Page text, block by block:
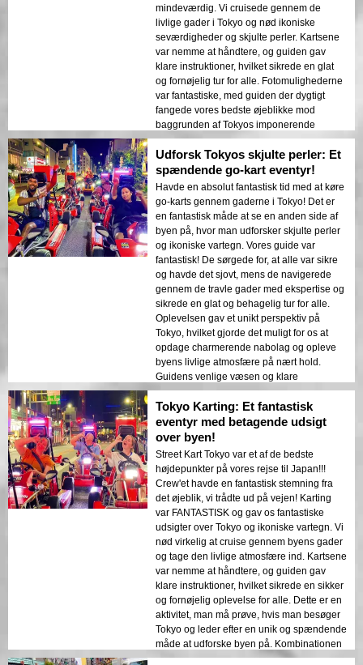
mindeværdig. Vi cruisede gennem de
livlige gader i Tokyo og nød ikoniske
seværdigheder og skjulte perler. Kartsene
var nemme at håndtere, og guiden gav
klare instruktioner, hvilket sikrede en glat
og fornøjelig tur for alle. Fotomulighederne
var fantastiske, med guiden der dygtigt
fangede vores bedste øjeblikke mod
baggrunden af Tokyos imponerende
bybillede. Dette er en aktivitet, man skal
opleve, hvis man besøger Tokyo og ønsker
en unik og spændende måde at udforske
byen på. Det er en perfekt blanding af
eventyr, sightseeing og sjov, alt sammen
pakket ind i en sikker og velorganiseret tur.
Vi anbefaler varmt denne oplevelse til alle,
der søger et uforglemmeligt eventyr i Tokyo.
Det er en fantastisk måde at opleve byen
fra et unikt perspektiv og skabe varige
minder. Kombinationen af
ekspertvejledning, betagende landskaber
og spændende karting gjorde dette til et
absolut højdepunkt på vores rejse.
Udforsk Tokyos skjulte perler: Et
spændende go-kart eventyr!
Havde en absolut fantastisk tid med at køre
go-karts gennem gaderne i Tokyo! Det er
en fantastisk måde at se en anden side af
byen på, hvor man udforsker skjulte perler
og ikoniske vartegn. Vores guide var
fantastisk! De sørgede for, at alle var sikre
og havde det sjovt, mens de navigerede
gennem de travle gader med ekspertise og
sikrede en glat og behagelig tur for alle.
Oplevelsen gav et unikt perspektiv på
Tokyo, hvilket gjorde det muligt for os at
opdage charmerende nabolag og opleve
byens livlige atmosfære på nært hold.
Guidens venlige væsen og klare
instruktioner gjorde oplevelsen endnu
mere fornøjelig. Hvis du kan lide at køre og
ønsker at udforske Tokyo på en sjov og
spændende måde, kan jeg varmt anbefale
at gøre dette. Det er en perfekt aktivitet for
eventyrlystne og dem, der søger en unik
sightseeingoplevelse. At cruise gennem
byens gader på en go-kart er en
uforglemmelig måde at opleve Tokyos
energi og charme på. Det er et must-do for
alle, der søger et unikt og spændende
eventyr i Tokyo.
Tokyo Karting: Et fantastisk
eventyr med betagende udsigt
over byen!
Street Kart Tokyo var et af de bedste
højdepunkter på vores rejse til Japan!!!
Crew'et havde en fantastisk stemning fra
det øjeblik, vi trådte ud på vejen! Karting
var FANTASTISK og gav os fantastiske
udsigter over Tokyo og ikoniske vartegn. Vi
nød virkelig at cruise gennem byens gader
og tage den livlige atmosfære ind. Kartsene
var nemme at håndtere, og guiden gav
klare instruktioner, hvilket sikrede en sikker
og fornøjelig oplevelse for alle. Dette er en
aktivitet, man må prøve, hvis man besøger
Tokyo og leder efter en unik og spændende
måde at udforske byen på. Kombinationen
af spændende karting, fantastiske udsigter